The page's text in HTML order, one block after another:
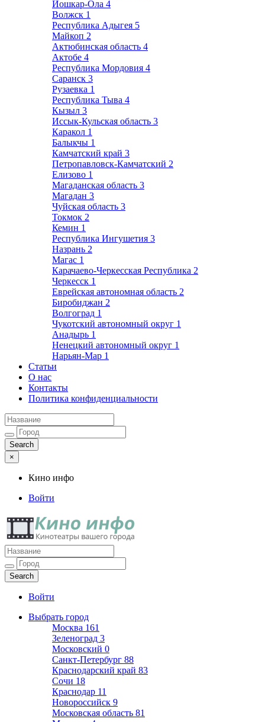
Йошкар-Ола 4
Волжск 1
Республика Адыгея 5
Майкоп 2
Актюбинская область 4
Актобе 4
Республика Мордовия 4
Саранск 3
Рузаевка 1
Республика Тыва 4
Кызыл 3
Иссык-Кульская область 3
Каракол 1
Балыкчы 1
Камчатский край 3
Петропавловск-Камчатский 2
Елизово 1
Магаданская область 3
Магадан 3
Чуйская область 3
Токмок 2
Кемин 1
Республика Ингушетия 3
Назрань 2
Магас 1
Карачаево-Черкесская Республика 2
Черкесск 1
Еврейская автономная область 2
Биробиджан 2
Волгоград 1
Чукотский автономный округ 1
Анадырь 1
Ненецкий автономный округ 1
Нарьян-Мар 1
Статьи
О нас
Контакты
Политика конфиденциальности
×
Кино инфо
Войти
Кино инфо
Кинотеатры вашего города
Войти
Выбрать город
Москва 161
Зеленоград 3
Московский 0
Санкт-Петербург 88
Краснодарский край 83
Сочи 18
Краснодар 11
Новороссийск 9
Московская область 81